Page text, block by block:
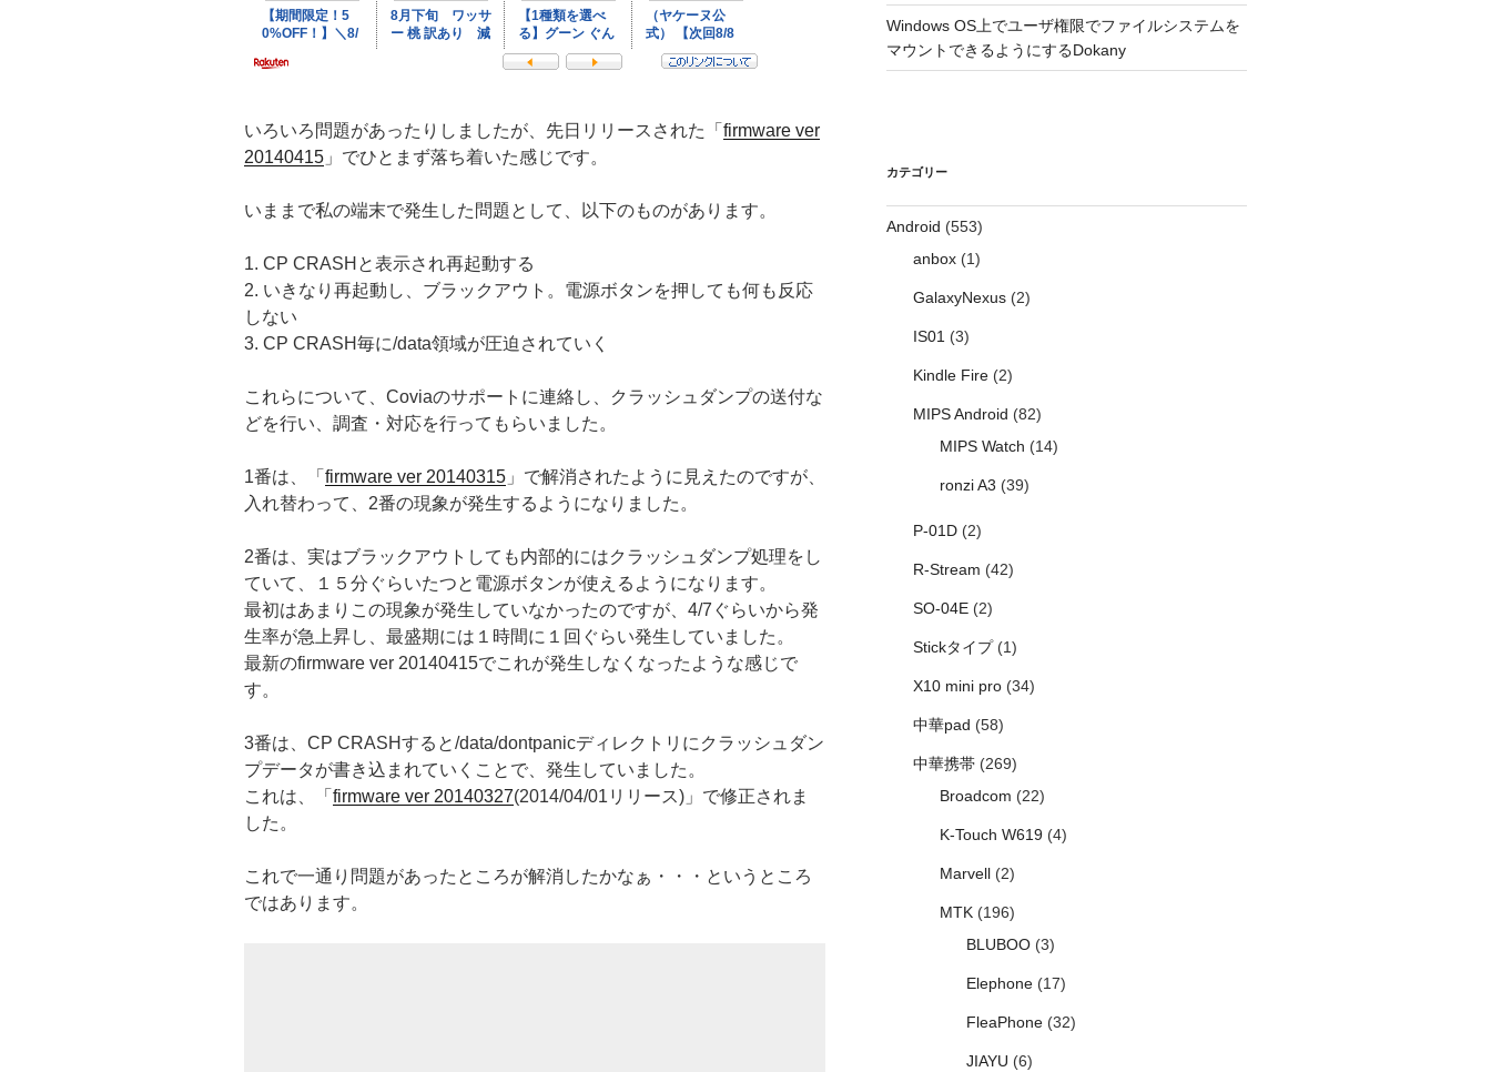
いろいろ問題があったりしましたが、先日リリースされた「 firmware ver
20140415 」でひとまず落ち着いた感じです。
いままで私の端末で発生した問題として、以下のものがあります。
1. CP CRASHと表示され再起動する
2. いきなり再起動し、ブラックアウト。電源ボタンを押しても何も反応
しない
3. CP CRASH毎に/data領域が圧迫されていく
これらについて、Coviaのサポートに連絡し、クラッシュダンプの送付な
どを行い、調査・対応を行ってもらいました。
1番は、「 firmware ver 20140315 」で解消されたように見えたのですが、
入れ替わって、2番の現象が発生するようになりました。
2番は、実はブラックアウトしても内部的にはクラッシュダンプ処理をし
ていて、１５分ぐらいたつと電源ボタンが使えるようになります。
最初はあまりこの現象が発生していなかったのですが、4/7ぐらいから発
生率が急上昇し、最盛期には１時間に１回ぐらい発生していました。
最新のfirmware ver 20140415でこれが発生しなくなったような感じで
す。
3番は、CP CRASHすると/data/dontpanicディレクトリにクラッシュダン
プデータが書き込まれていくことで、発生していました。
これは、「 firmware ver 20140327(2014/04/01リリース)」で修正されま
した。
これで一通り問題があったところが解消したかなぁ・・・というところ
ではあります。
Windows OS上でユーザ権限でファイルシステムを
マウントできるようにするDokany
カテゴリー
Android (553)
anbox(1)
GalaxyNexus(2)
IS01(3)
Kindle Fire(2)
MIPS Android (82)
MIPS Watch (14)
ronzi A3 (39)
P-01D(2)
R-Stream (42)
SO-04E(2)
Stickタイプ(1)
X10 mini pro(34)
中華pad (58)
中華携帯(269)
Broadcom (22)
K-Touch W619(4)
Marvell(2)
MTK(196)
BLUBOO(3)
Elephone(17)
FleaPhone(32)
JIAYU (6)